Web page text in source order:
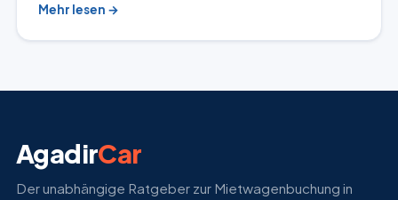
Mehr lesen →
AgadirCar
Der unabhängige Ratgeber zur Mietwagenbuchung in